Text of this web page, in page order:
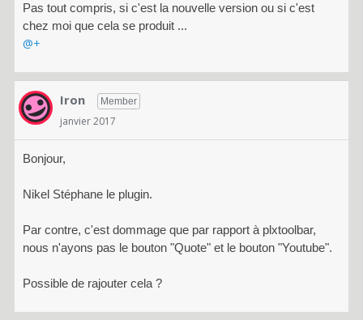
Pas tout compris, si c'est la nouvelle version ou si c'est
chez moi que cela se produit ...
@+
Iron Member
janvier 2017
Bonjour,
Nikel Stéphane le plugin.
Par contre, c'est dommage que par rapport à plxtoolbar,
nous n'ayons pas le bouton "Quote" et le bouton "Youtube".
Possible de rajouter cela ?